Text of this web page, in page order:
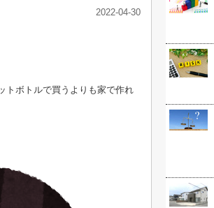
2022-04-30
トボトルで買うよりも家で作れ